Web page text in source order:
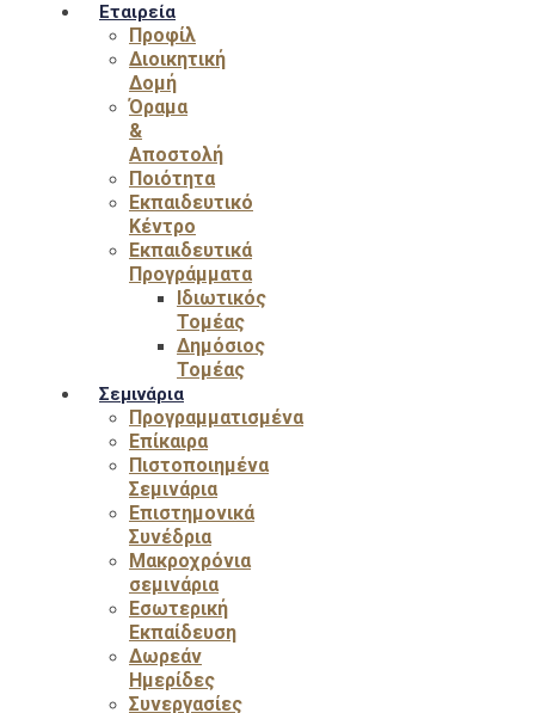
Εταιρεία
Προφίλ
Διοικητική
Δομή
Όραμα
&
Αποστολή
Ποιότητα
Εκπαιδευτικό
Κέντρο
Εκπαιδευτικά
Προγράμματα
Ιδιωτικός
Τομέας
Δημόσιος
Τομέας
Σεμινάρια
Προγραμματισμένα
Επίκαιρα
Πιστοποιημένα
Σεμινάρια
Επιστημονικά
Συνέδρια
Μακροχρόνια
σεμινάρια
Εσωτερική
Εκπαίδευση
Δωρεάν
Ημερίδες
Συνεργασίες